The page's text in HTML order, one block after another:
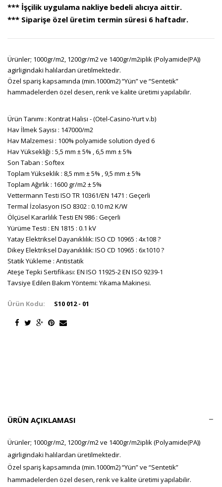
*** İşçilik uygulama nakliye bedeli alıcıya aittir.
*** Siparişe özel üretim termin süresi 6 haftadır.
Ürünler; 1000gr/m2, 1200gr/m2 ve 1400gr/m2iplik (Polyamide(PA))
agirligindaki halılardan üretilmektedir.
Özel spariş kapsamında (min.1000m2) “Yün” ve “Sentetik”
hammadelerden özel desen, renk ve kalite üretimi yapılabilir.
Ürün Tanımı : Kontrat Halısı - (Otel-Casino-Yurt v.b)
Hav İlmek Sayısı : 147000/m2
Hav Malzemesi : 100% polyamide solution dyed 6
Hav Yüksekliği : 5,5 mm ± 5% , 6,5 mm ± 5%
Son Taban : Softex
Toplam Yükseklik : 8,5 mm ± 5% , 9,5 mm ± 5%
Toplam Ağırlık : 1600 gr/m2 ± 5%
Vettermann Testi ISO TR 10361/EN 1471 : Geçerli
Termal İzolasyon ISO 8302 : 0.10 m2 K/W
Ölçüsel Kararlılık Testi EN 986 : Geçerli
Yürüme Testi : EN 1815 : 0.1 kV
Yatay Elektriksel Dayanıklılık: ISO CD 10965 : 4x108 ?
Dikey Elektriksel Dayanıklılık: ISO CD 10965 : 6x1010 ?
Statik Yükleme : Antistatik
Ateşe Tepki Sertifikası: EN ISO 11925-2 EN ISO 9239-1
Tavsiye Edilen Bakım Yöntemi: Yıkama Makinesi.
Ürün Kodu: S10 012 - 01
ÜRÜN AÇIKLAMASI
Ürünler; 1000gr/m2, 1200gr/m2 ve 1400gr/m2iplik (Polyamide(PA))
agirligindaki halılardan üretilmektedir.
Özel spariş kapsamında (min.1000m2) “Yün” ve “Sentetik”
hammadelerden özel desen, renk ve kalite üretimi yapılabilir.